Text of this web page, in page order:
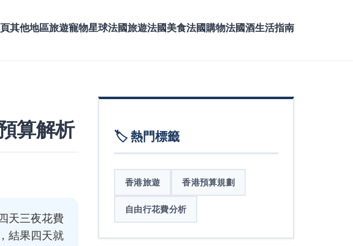
其他地區旅遊寵物星球法國旅遊法國美食法國購物法國酒生活指南
算解析
天三夜花費
結果四天就
🏷️ 熱門標籤
香港旅遊 香港預算規劃
自由行花費分析